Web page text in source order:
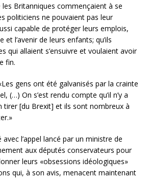
Britanniques commençaient à se
politiciens ne pouvaient pas leur
capable de protéger leurs emplois,
l’avenir de leurs enfants; qu’ils
qui allaient s’ensuivre et voulaient avoir
fin.
gens ont été galvanisés par la crainte
(…) On s’est rendu compte qu’il n’y a
tirer [du Brexit] et ils sont nombreux à
l’appel lancé par un ministre de
aux députés conservateurs pour
leurs «obsessions idéologiques»
qui, à son avis, menacent maintenant